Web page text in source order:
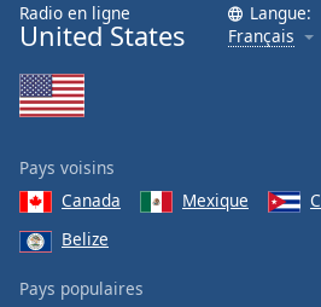
Radio en ligne
United States
Langue:
Français
Pays voisins
Canada
Mexique
Belize
Pays populaires